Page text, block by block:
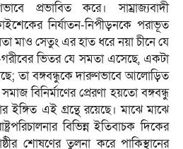
প্রভাবিত করে। সাম্রাজ্যবাদী
নির্যাতন-নিপীড়নকে পরাভূত
মাও সেতুং এর হাত ধরে নয়া চীনে যে
গরীবের ভিতর যে সমতা এসেছে, একটা
তা বঙ্গবন্ধুকে দারুণভাবে আলোড়িত
বিনির্মাণের প্রেরণা হয়তো বঙ্গবন্ধু
ইঙ্গিত এই গ্রন্থে রয়েছে। মাঝে মাঝে
বিভিন্ন ইতিবাচক দিকের
শোষণের তুলনা করে পাকিস্থানের